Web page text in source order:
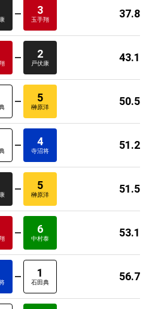
3
玉手翔 37.8
2
戸伏康 43.1
5
榊原洋 50.5
4
寺沼将 51.2
5
榊原洋 51.5
6
中村泰 53.1
1
石田典 56.7